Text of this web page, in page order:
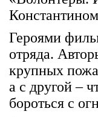
Героями
отряда.
крупных
а с другой –
бороться с